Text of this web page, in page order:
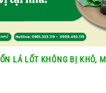
LÁ LỐT KHÔNG BỊ KHÔ,